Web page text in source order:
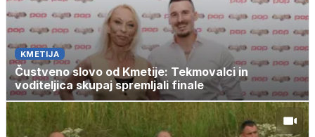
KMETIJA
Čustveno slovo od Kmetije: Tekmovalci in
voditeljica skupaj spremljali finale